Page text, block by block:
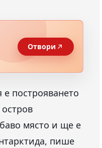
Отвори
построяването
място и ще е
пише